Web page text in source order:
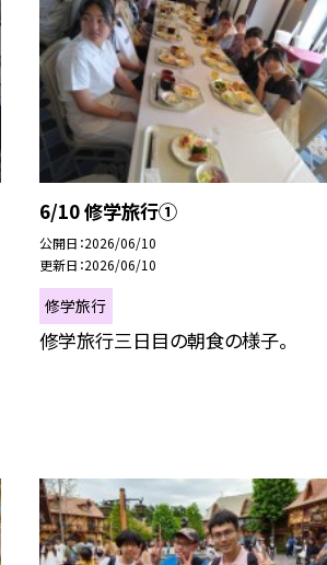
6/10 修学旅行①
公開日 2026/06/10
更新日 2026/06/10
修学旅行
修学旅行三日目の朝食の様子。